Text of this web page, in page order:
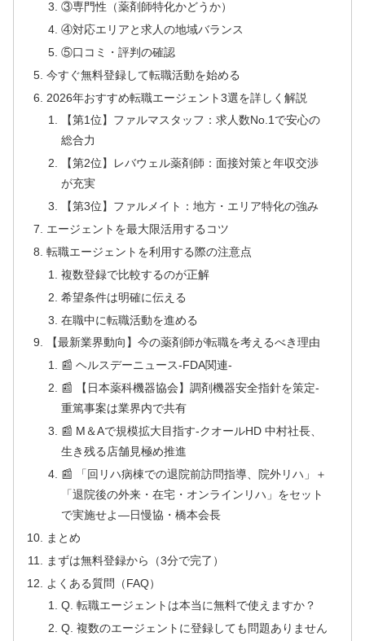
③専門性（薬剤師特化かどうか）
④対応エリアと求人の地域バランス
⑤口コミ・評判の確認
今すぐ無料登録して転職活動を始める
2026年おすすめ転職エージェント3選を詳しく解説
【第1位】ファルマスタッフ：求人数No.1で安心の
総合力
【第2位】レバウェル薬剤師：面接対策と年収交渉
が充実
【第3位】ファルメイト：地方・エリア特化の強み
エージェントを最大限活用するコツ
転職エージェントを利用する際の注意点
複数登録で比較するのが正解
希望条件は明確に伝える
在職中に転職活動を進める
【最新業界動向】今の薬剤師が転職を考えるべき理由
📰 ヘルスデーニュース‐FDA関連‐
📰 【日本薬科機器協会】調剤機器安全指針を策定‐
重篤事案は業界内で共有
📰 M＆Aで規模拡大目指す‐クオールHD 中村社長、
生き残る店舗見極め推進
📰 「回リハ病棟での退院前訪問指導、院外リハ」＋
「退院後の外来・在宅・オンラインリハ」をセット
で実施せよ—日慢協・橋本会長
まとめ
まずは無料登録から（3分で完了）
よくある質問（FAQ）
Q. 転職エージェントは本当に無料で使えますか？
Q. 複数のエージェントに登録しても問題ありません